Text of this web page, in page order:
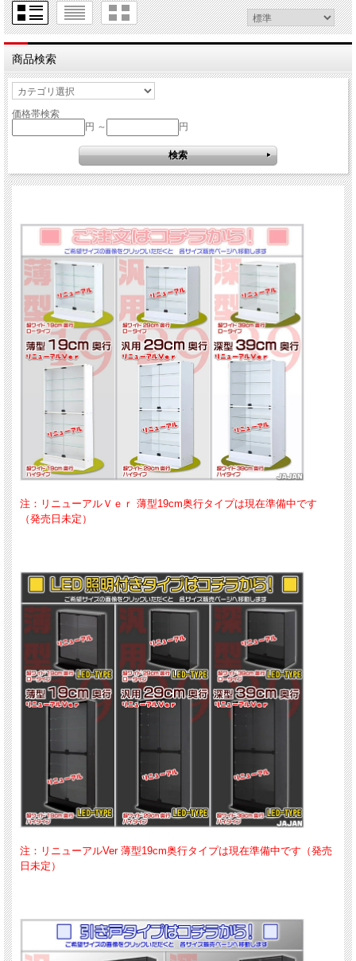
商品検索
価格帯検索
円 ～
円
注：リニューアルＶｅｒ 薄型19cm奥行タイプは現在準備中です
（発売日未定）
注：リニューアルVer 薄型19cm奥行タイプは現在準備中です（発売
日未定）